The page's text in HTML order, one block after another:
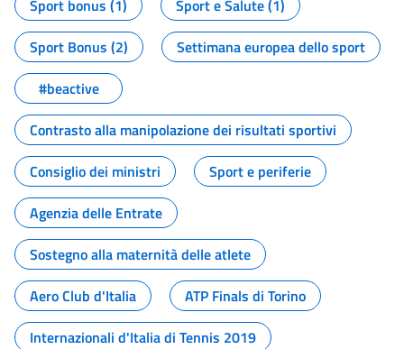
Sport bonus (1)
Sport e Salute (1)
Sport Bonus (2)
Settimana europea dello sport
#beactive
Contrasto alla manipolazione dei risultati sportivi
Consiglio dei ministri
Sport e periferie
Agenzia delle Entrate
Sostegno alla maternità delle atlete
Aero Club d'Italia
ATP Finals di Torino
Internazionali d'Italia di Tennis 2019